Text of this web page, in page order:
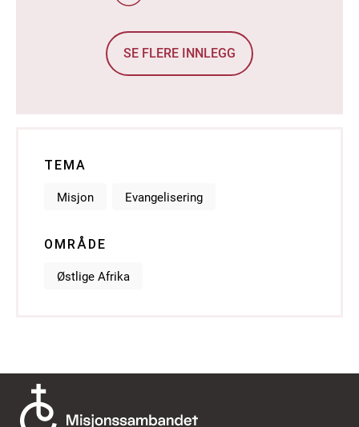
SE FLERE INNLEGG
TEMA
Misjon Evangelisering
OMRÅDE
Østlige Afrika